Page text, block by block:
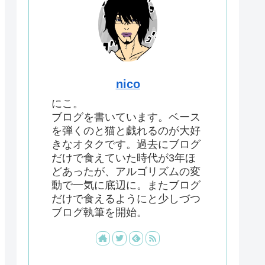
nico
にこ。
ブログを書いています。ベース
を弾くのと猫と戯れるのが大好
きなオタクです。過去にブログ
だけで食えていた時代が3年ほ
どあったが、アルゴリズムの変
動で一気に底辺に。またブログ
だけで食えるようにと少しづつ
ブログ執筆を開始。